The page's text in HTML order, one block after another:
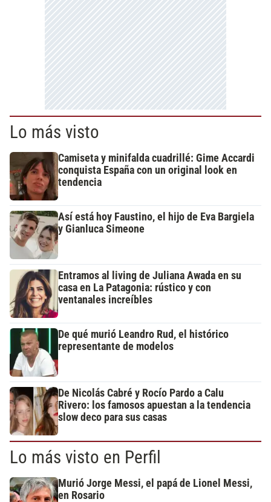
Lo más visto
Camiseta y minifalda cuadrillé: Gime Accardi
conquista España con un original look en
tendencia
Así está hoy Faustino, el hijo de Eva Bargiela
y Gianluca Simeone
Entramos al living de Juliana Awada en su
casa en La Patagonia: rústico y con
ventanales increíbles
De qué murió Leandro Rud, el histórico
representante de modelos
De Nicolás Cabré y Rocío Pardo a Calu
Rivero: los famosos apuestan a la tendencia
slow deco para sus casas
Lo más visto en Perfil
Murió Jorge Messi, el papá de Lionel Messi,
en Rosario